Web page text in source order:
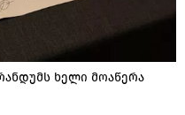
ხელი მოაწერა